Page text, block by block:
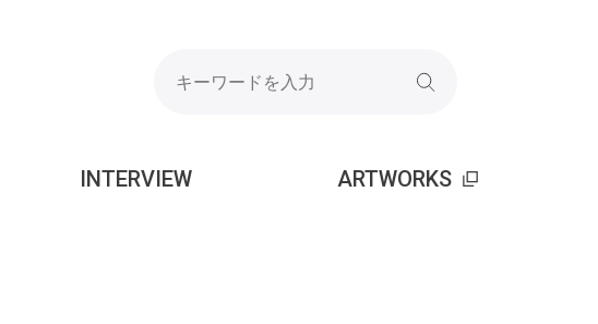
INTERVIEW ARTWORKS